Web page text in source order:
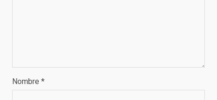
Nombre *